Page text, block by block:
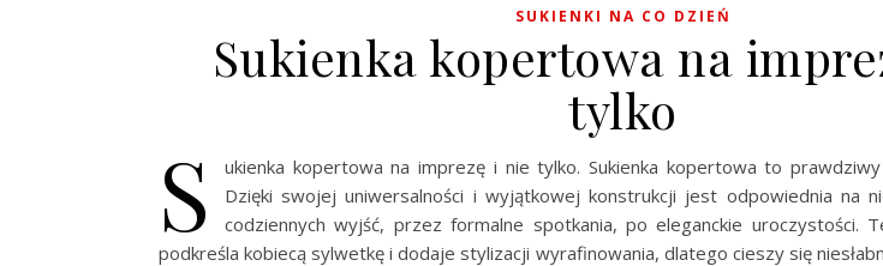
SUKIENKI NA CO DZIEŃ
Sukienka kopertowa na
tylko
S
ukienka kopertowa na imprezę i nie tylko. Sukienka kopertowa to
Dzięki swojej uniwersalności i wyjątkowej konstrukcji jest odpowiednia na
codziennych wyjść, przez formalne spotkania, po eleganckie uroczystości.
podkreśla kobiecą sylwetkę i dodaje stylizacji wyrafinowania, dlatego cieszy się